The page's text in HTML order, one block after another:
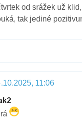
od srážek už
tak jediné
11:06